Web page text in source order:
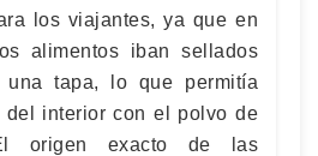
los viajantes, ya que en
alimentos iban sellados
tapa, lo que permitía
del interior con el polvo de
origen exacto de las